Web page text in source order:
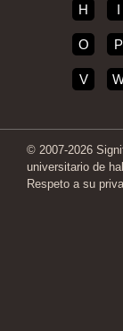
H I
O P
V
© 2007-2026
universitario de
Respeto a su